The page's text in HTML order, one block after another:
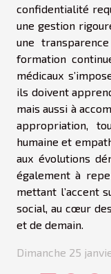
confidentialité
une gestion
une
formation
médicaux
ils doivent
mais aussi à
appropriation,
humaine et
aux évolutions
également à
mettant l’accent
social, au cœur
et de demain.
Dimanche 25